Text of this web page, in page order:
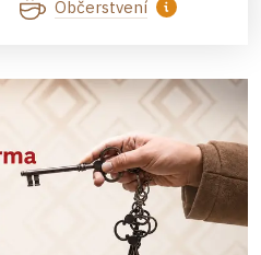
Občerstvení